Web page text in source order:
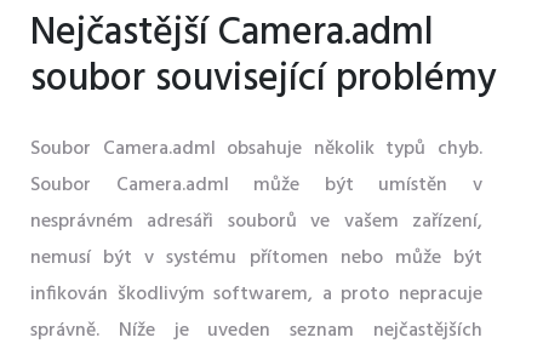
Nejčastější Camera.adml
soubor související problémy
Soubor Camera.adml obsahuje několik typů chyb.
Soubor Camera.adml může být umístěn v
nesprávném adresáři souborů ve vašem zařízení,
nemusí být v systému přítomen nebo může být
infikován škodlivým softwarem, a proto nepracuje
správně. Níže je uveden seznam nejčastějších